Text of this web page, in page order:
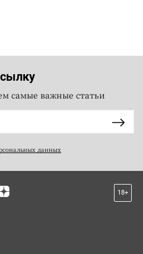
самые важные статьи
данных
18+